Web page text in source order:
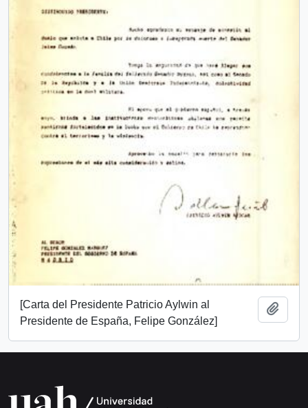
[Carta del Presidente Patricio Aylwin al
Presidente de España, Felipe González]